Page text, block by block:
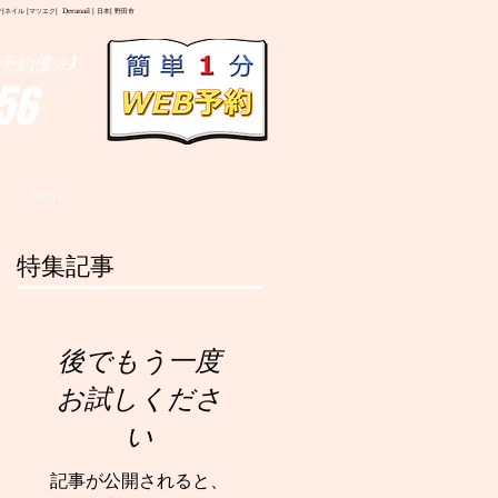
|ネイル |マツエク| Deranail | 日本| 野田市
優先)
特集記事
後でもう一度
お試しくださ
い
記事が公開されると、